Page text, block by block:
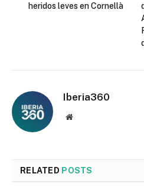
heridos leves en Cornellà
Iberia360
Website
RELATED POSTS